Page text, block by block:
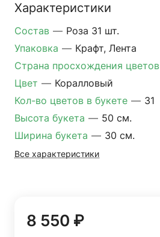
Характеристики
Состав — Роза 31 шт.
Упаковка — Крафт, Лента
Страна просхождения цветов
Цвет — Коралловый
Кол-во цветов в букете — 31
Высота букета — 50 см.
Ширина букета — 30 см.
Все характеристики
8 550 ₽